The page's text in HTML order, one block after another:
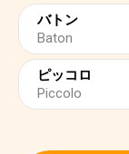
バトン
Baton
ピッコロ
Piccolo